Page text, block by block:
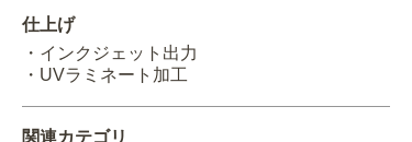
仕上げ
・インクジェット出力
・UVラミネート加工
関連カテゴリ